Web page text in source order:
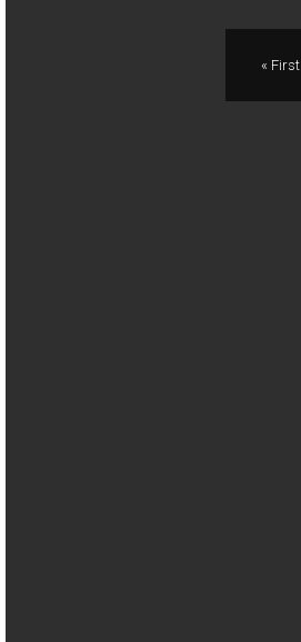
« First